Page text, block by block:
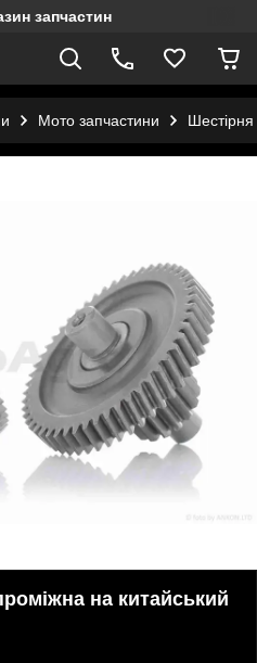
запчастин
Мото запчастини
на китайський